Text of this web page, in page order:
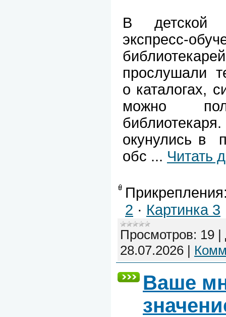
В детской
прослушали
о каталогах,
можно
окунулись в
обс ... Читать
2 · Картинка 3
Просмотров: 19 |
28.07.2026 |
Ваше